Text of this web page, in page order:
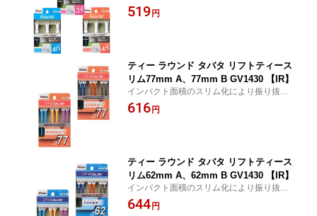
ポケッティー35mm、40mm、45mm A GV1
431
519 円
ティー ラウンド タバタ リフトティース
リム77mm A、77mm B GV1430 【IR】
インパクト面積のスリム化により振り抜き
の良さを向上！タバタ リフトティースリム
77mm A、77mm B GV1430
616 円
ティー ラウンド タバタ リフトティース
リム62mm A、62mm B GV1430 【IR】
インパクト面積のスリム化により振り抜き
の良さを向上！タバタ リフトティースリム
62mm A、62mm B GV1430
644 円